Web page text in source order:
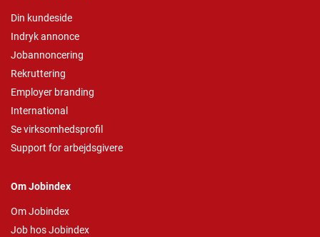
Din kundeside
Indryk annonce
Jobannoncering
Rekruttering
Employer branding
International
Se virksomhedsprofil
Support for arbejdsgivere
Om Jobindex
Om Jobindex
Job hos Jobindex